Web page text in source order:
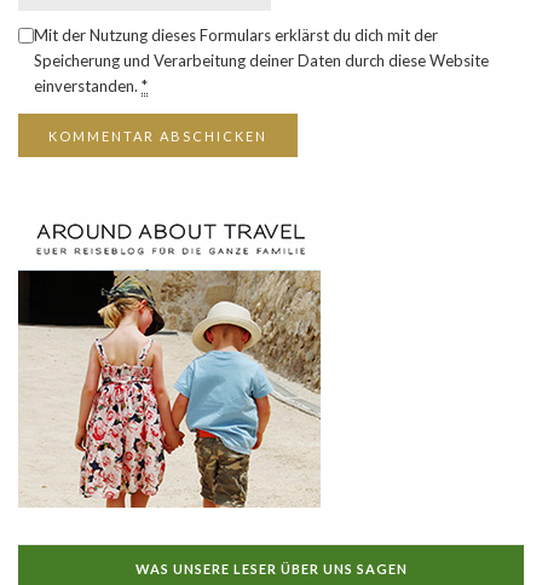
Mit der Nutzung dieses Formulars erklärst du dich mit der
Speicherung und Verarbeitung deiner Daten durch diese Website
einverstanden. *
WAS UNSERE LESER ÜBER UNS SAGEN